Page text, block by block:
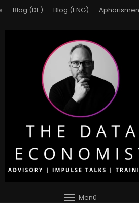
Blog (DE) Blog (ENG) Aphorismen
Menü